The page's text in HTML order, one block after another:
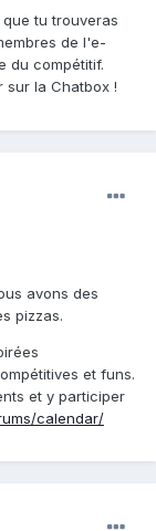
tu trouveras
de l'e-
du compétitif.
sur la Chatbox !
avons des
pizzas.
et funs.
et y participer
calendar/